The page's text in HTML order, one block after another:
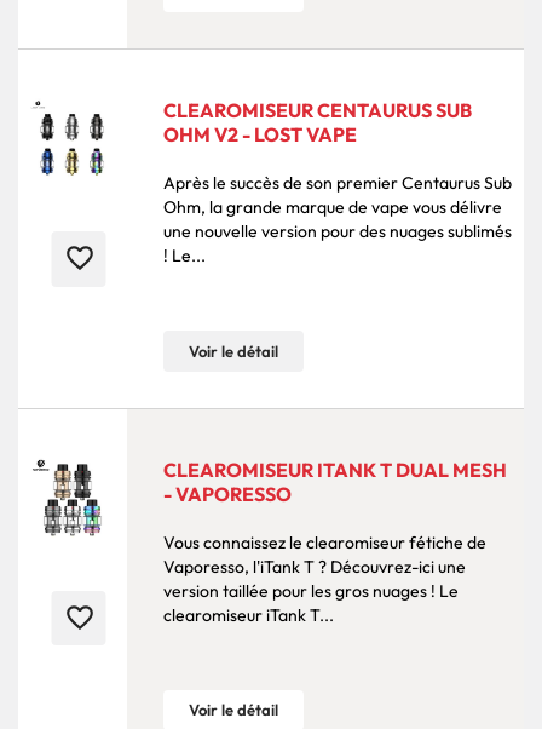
favorite_border
CLEAROMISEUR CENTAURUS SUB
OHM V2 - LOST VAPE
Après le succès de son premier Centaurus Sub
Ohm, la grande marque de vape vous délivre
une nouvelle version pour des nuages sublimés
! Le...
Voir le détail
favorite_border
CLEAROMISEUR ITANK T DUAL MESH
- VAPORESSO
Vous connaissez le clearomiseur fétiche de
Vaporesso, l'iTank T ? Découvrez-ici une
version taillée pour les gros nuages ! Le
clearomiseur iTank T...
Voir le détail